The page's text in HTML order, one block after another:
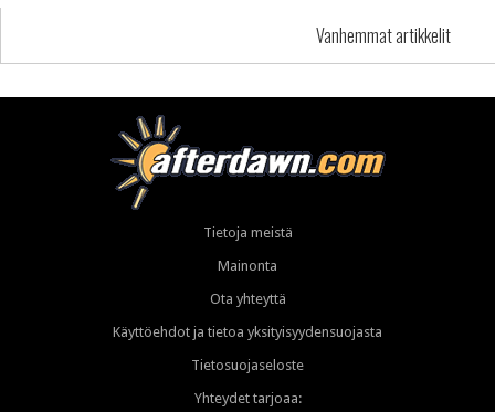
Vanhemmat artikkelit
Tietoja meistä
Mainonta
Ota yhteyttä
Käyttöehdot ja tietoa yksityisyydensuojasta
Tietosuojaseloste
Yhteydet tarjoaa: